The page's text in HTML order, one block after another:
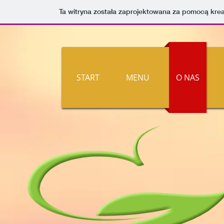
Ta witryna została zaprojektowana za pomocą
START MENU O NAS